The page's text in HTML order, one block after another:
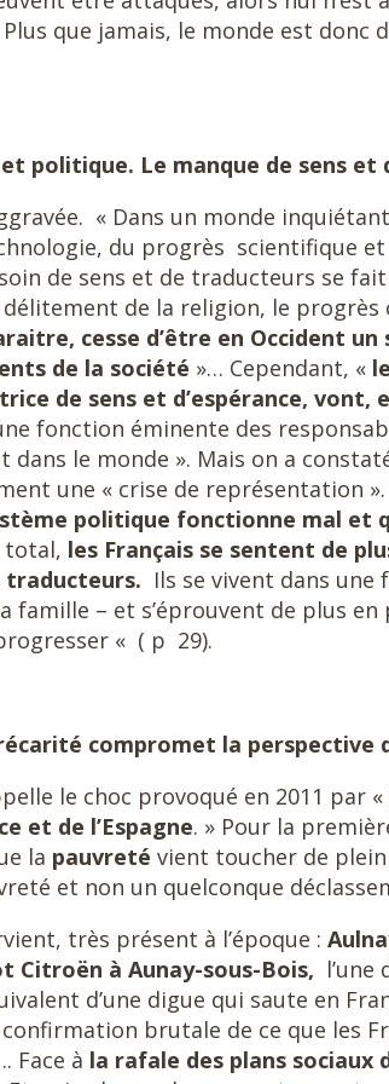
que jamais, le monde est donc
politique. Le manque de sens
« Dans un monde
du progrès scientifique et
de sens et de traducteurs se
de la religion, le progrès
cesse d’être en Occident
de la société »… Cependant, «
de sens et d’espérance, vont,
fonction éminente des
dans le monde ». Mais on a
une « crise de représentation ».
politique fonctionne mal et
total, les Français se sentent de
traducteurs. Ils se vivent dans une
famille – et s’éprouvent de plus en
« ( p 29).
compromet la perspective
le choc provoqué en 2011 par «
et de l’Espagne. » Pour la
la pauvreté vient toucher de
et non un quelconque
très présent à l’époque :
Citroën à Aunay-sous-Bois,
d’une digue qui saute en
brutale de ce que les
Face à la rafale des plans sociaux